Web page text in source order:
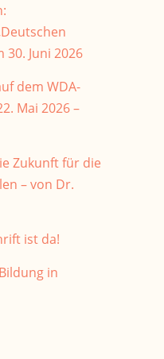
Juni 2026
dem WDA-
Mai 2026 –
Zukunft für die
– von Dr.
ist da!
in